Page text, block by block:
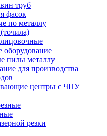
труб
фасок
по металлу
оборудование
пилы металлу
для производства
центры с ЧПУ
резки